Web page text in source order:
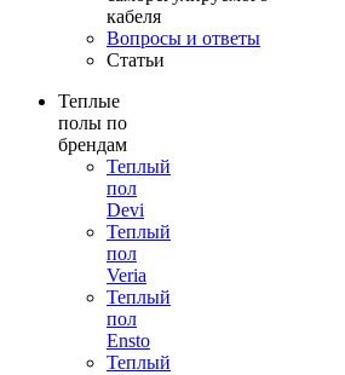
кабеля
Вопросы и ответы
Статьи
Теплые
полы по
брендам
Теплый
пол
Devi
Теплый
пол
Veria
Теплый
пол
Ensto
Теплый